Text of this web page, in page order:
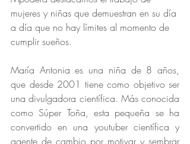
mujeres y niñas que demuestran en su día
a día que no hay límites al momento de
cumplir sueños.
María Antonia es una niña de 8 años,
que desde 2001 tiene como objetivo ser
una divulgadora científica. Más conocida
como Súper Toña, esta pequeña se ha
convertido en una youtuber científica y
agente de cambio por motivar y sembrar